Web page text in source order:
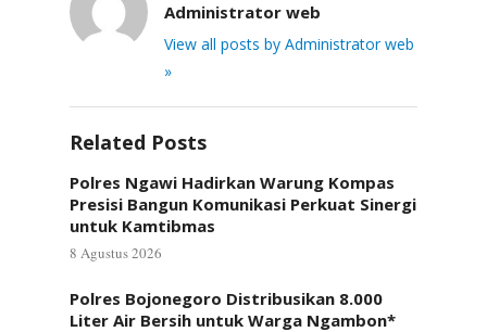
Administrator web
View all posts by Administrator web
»
Related Posts
Polres Ngawi Hadirkan Warung Kompas
Presisi Bangun Komunikasi Perkuat Sinergi
untuk Kamtibmas
8 Agustus 2026
Polres Bojonegoro Distribusikan 8.000
Liter Air Bersih untuk Warga Ngambon*